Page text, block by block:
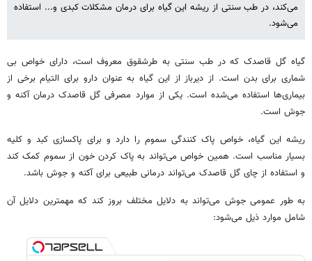
می‌کند، در طب سنتی از ریشه این گیاه برای درمان مشکلات کبدی و... استفاده
می‌شود.
گیاه گل قاصدک که در طب سنتی به طرشقوق معروف است، دارای خواص بی
شماری برای بدن است. از دیرباز از این گیاه به عنوان دارو برای التیام برخی از
بیماری‌ها استفاده می‌شده است. یکی از موارد مصرفی گل قاصدک درمان آکنه و
جوش است.
ریشه این گیاه، خواص پاک کنندگی سموم را دارد و برای پاکسازی کبد و کلیه
بسیار مناسب است. همین خواص می‌تواند به پاک کردن خون از سموم کمک کند
و استفاده از چای گل قاصدک می‌تواند درمانی طبیعی برای آکنه و جوش باشد.
به طور عمومی جوش می‌تواند به دلایل مختلف بروز کند که مهمترین دلایل آن
شامل موارد ذیل می‌شود: